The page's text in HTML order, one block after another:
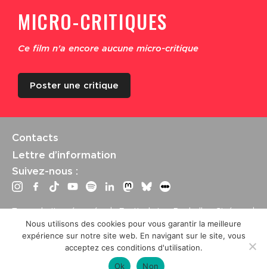
MICRO-CRITIQUES
Ce film n'a encore aucune micro-critique
Poster une critique
Contacts
Lettre d’information
Suivez-nous :
Tous droits réservés | Festival La Rochelle Cinéma |
International Film Festival – Mentions légales –Conditions
générales de vente
Crédits site : Marine Breton, design ;Etienne Delcambre,
développement et mise à jour
Nous utilisons des cookies pour vous garantir la meilleure
expérience sur notre site web. En navigant sur le site, vous
acceptez ces conditions d'utilisation.
Ok
Non